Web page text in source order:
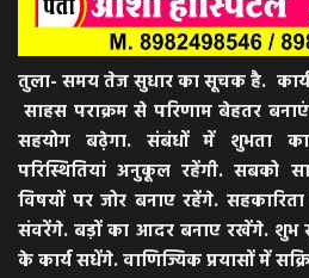
तुला- समय तेज सुधार का सूचक है. कार्य
साहस पराक्रम से परिणाम बेहतर
सहयोग बढे़गा. संबंधों में शुभता का
परिस्थितियां अनुकूल रहेंगी. सबको
विषयों पर जोर बनाए रहेंगे.
संवरेंगे. बड़ों का आदर बनाए रखेंगे. शुभ
के कार्य सधेंगे. वाणिज्यिक प्रयासों में